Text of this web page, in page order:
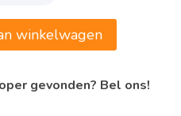
winkelwagen
gevonden? Bel ons!